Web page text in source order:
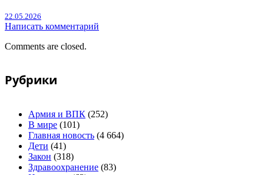
22.05.2026
Написать комментарий
Comments are closed.
Рубрики
Армия и ВПК (252)
В мире (101)
Главная новость (4 664)
Дети (41)
Закон (318)
Здравоохранение (83)